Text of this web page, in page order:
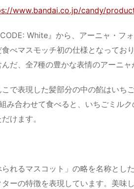
www.bandai.co.jp/candy/
White』から、アーニャ・フ
べマスモッチ初の仕様となってお
だ、全7種の豊かな表情のアーニャ
で表現した髪部分の中の餡はいち
み合わせて食べると、いちごミル
けます。
られるマスコット」の略を名称と
ーの特徴を表現しています。美味